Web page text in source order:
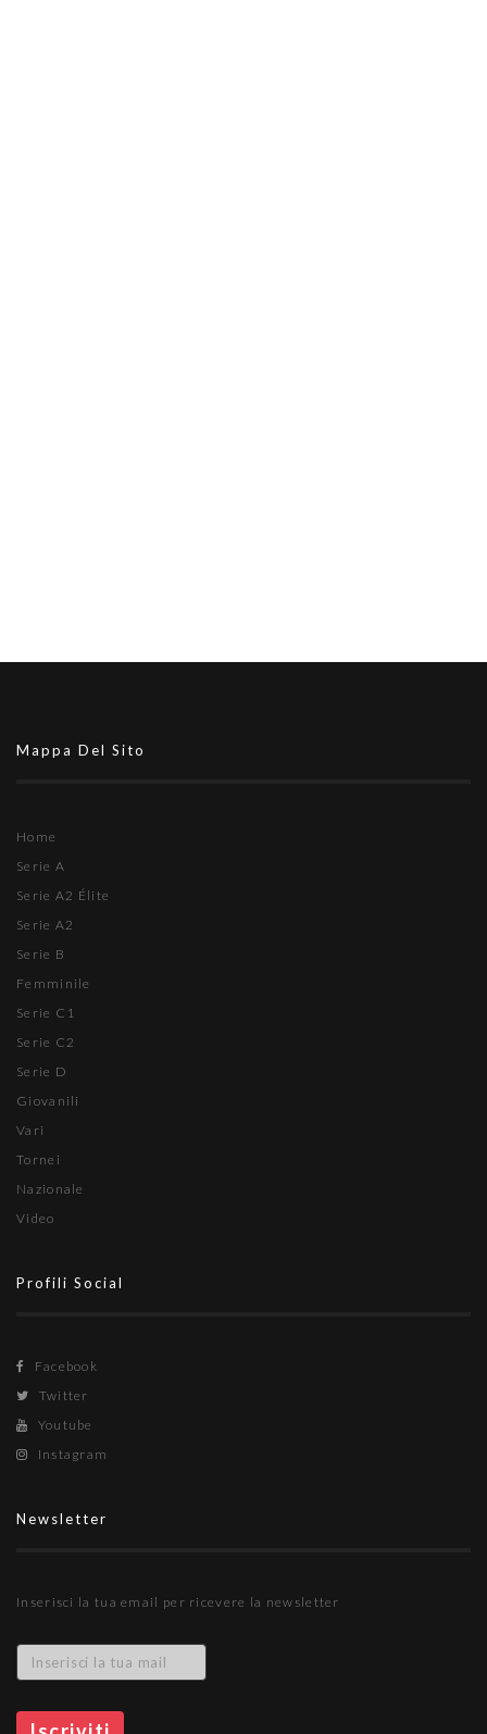
Mappa Del Sito
Home
Serie A
Serie A2 Élite
Serie A2
Serie B
Femminile
Serie C1
Serie C2
Serie D
Giovanili
Vari
Tornei
Nazionale
Video
Profili Social
Facebook
Twitter
Youtube
Instagram
Newsletter
Inserisci la tua email per ricevere la newsletter